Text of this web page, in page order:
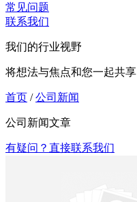
常见问题
联系我们
我们的行业视野
将想法与焦点和您一起共享
首页 / 公司新闻
公司新闻文章
有疑问？直接联系我们